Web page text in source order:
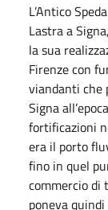
L’Antico
Lastra a
la sua
Firenze con
viandanti che
Signa
fortificazioni
era il porto
fino in quel
commercio di
poneva